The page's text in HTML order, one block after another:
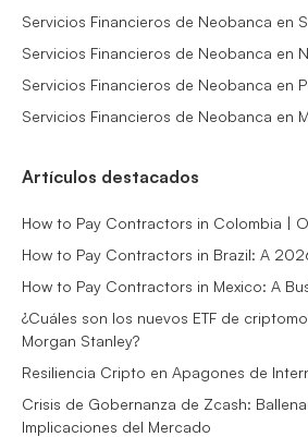
Servicios Financieros de Neobanca en
Servicios Financieros de Neobanca en
Servicios Financieros de Neobanca en
Servicios Financieros de Neobanca en
Artículos destacados
How to Pay Contractors in Colombia |
How to Pay Contractors in Brazil: A
How to Pay Contractors in Mexico: A
¿Cuáles son los nuevos ETF de
Morgan Stanley?
Resiliencia Cripto en Apagones de
Crisis de Gobernanza de Zcash:
Implicaciones del Mercado